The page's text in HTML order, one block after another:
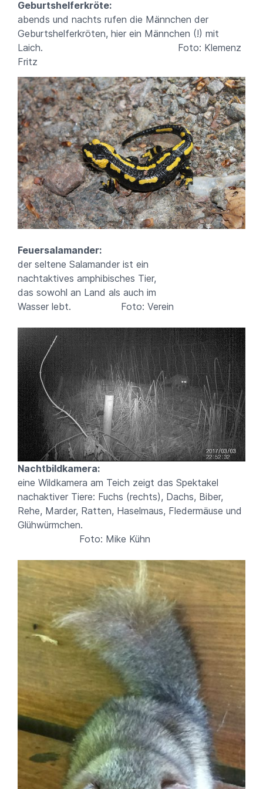
Geburtshelferkröte:
abends und nachts rufen die Männchen der
Geburtshelferkröten, hier ein Männchen (!) mit
Laich. Foto: Klemenz
Fritz
Feuersalamander:
der seltene Salamander ist ein
nachtaktives amphibisches Tier,
das sowohl an Land als auch im
Wasser lebt. Foto: Verein
Nachtbildkamera:
eine Wildkamera am Teich zeigt das Spektakel
nachaktiver Tiere: Fuchs (rechts), Dachs, Biber,
Rehe, Marder, Ratten, Haselmaus, Fledermäuse und
Glühwürmchen.
Foto: Mike Kühn